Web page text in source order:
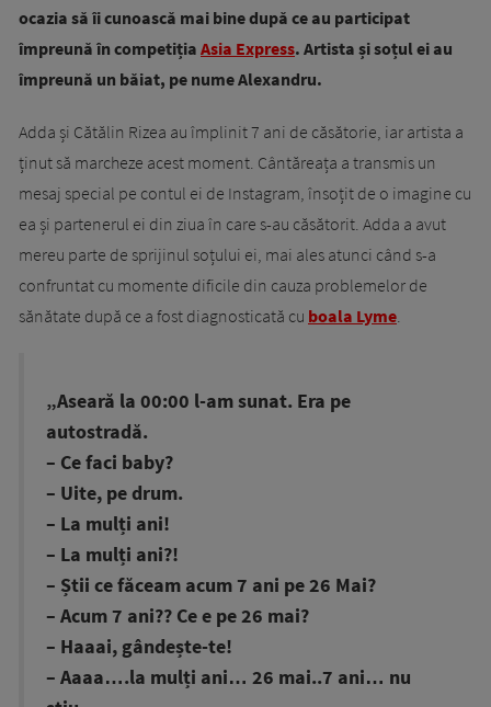
ocazia să îi cunoască mai bine după ce au participat
împreună în competiția Asia Express. Artista și soțul ei au
împreună un băiat, pe nume Alexandru.
Adda și Cătălin Rizea au împlinit 7 ani de căsătorie, iar artista a
ținut să marcheze acest moment. Cântăreața a transmis un
mesaj special pe contul ei de Instagram, însoțit de o imagine cu
ea și partenerul ei din ziua în care s-au căsătorit. Adda a avut
mereu parte de sprijinul soțului ei, mai ales atunci când s-a
confruntat cu momente dificile din cauza problemelor de
sănătate după ce a fost diagnosticată cu boala Lyme.
„Aseară la 00:00 l-am sunat. Era pe
autostradă.
– Ce faci baby?
– Uite, pe drum.
– La mulți ani!
– La mulți ani?!
– Știi ce făceam acum 7 ani pe 26 Mai?
– Acum 7 ani?? Ce e pe 26 mai?
– Haaai, gândește-te!
– Aaaa….la mulți ani… 26 mai..7 ani… nu